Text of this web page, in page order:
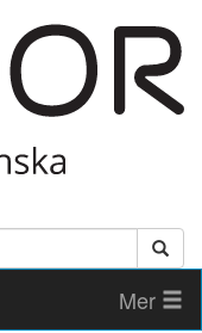
Mer